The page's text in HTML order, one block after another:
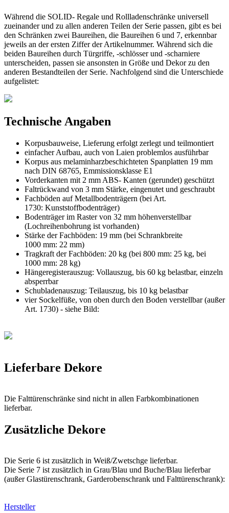
Während die SOLID- Regale und Rollladenschränke universell
zueinander und zu allen anderen Teilen der Serie passen, gibt es bei
den Schränken zwei Baureihen, die Baureihen 6 und 7, erkennbar
jeweils an der ersten Ziffer der Artikelnummer. Während sich die
beiden Baureihen durch Türgriffe, -schlösser und -scharniere
unterscheiden, passen sie ansonsten in Größe und Dekor zu den
anderen Bestandteilen der Serie. Nachfolgend sind die Unterschiede
aufgelistet:
Technische Angaben
Korpusbauweise, Lieferung erfolgt zerlegt und teilmontiert
einfacher Aufbau, auch von Laien problemlos ausführbar
Korpus aus melaminharzbeschichteten Spanplatten 19 mm
nach DIN 68765, Emmissionsklasse E1
Vorderkanten mit 2 mm ABS- Kanten (gerundet) geschützt
Faltrückwand von 3 mm Stärke, eingenutet und geschraubt
Fachböden auf Metallbodenträgern (bei Art.
1730: Kunststoffbodenträger)
Bodenträger im Raster von 32 mm höhenverstellbar
(Lochreihenbohrung ist vorhanden)
Stärke der Fachböden: 19 mm (bei Schrankbreite
1000 mm: 22 mm)
Tragkraft der Fachböden: 20 kg (bei 800 mm: 25 kg, bei
1000 mm: 28 kg)
Hängeregisterauszug: Vollauszug, bis 60 kg belastbar, einzeln
absperrbar
Schubladenauszug: Teilauszug, bis 10 kg belastbar
vier Sockelfüße, von oben durch den Boden verstellbar (außer
Art. 1730) - siehe Bild:
Lieferbare Dekore
Die Falttürenschränke sind nicht in allen Farbkombinationen
lieferbar.
Zusätzliche Dekore
Die Serie 6 ist zusätzlich in Weiß/Zwetschge lieferbar.
Die Serie 7 ist zusätzlich in Grau/Blau und Buche/Blau lieferbar
(außer Glastürenschrank, Garderobenschrank und Falttürenschrank):
Hersteller